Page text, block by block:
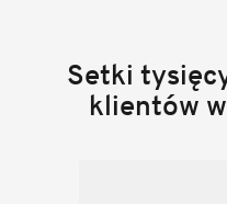
Setki
klientów